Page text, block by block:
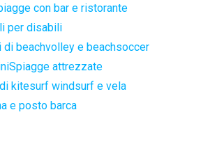
con bar e ristorante
per disabili
di beachvolley e beachsoccer
Spiagge attrezzate
kitesurf windsurf e vela
e posto barca